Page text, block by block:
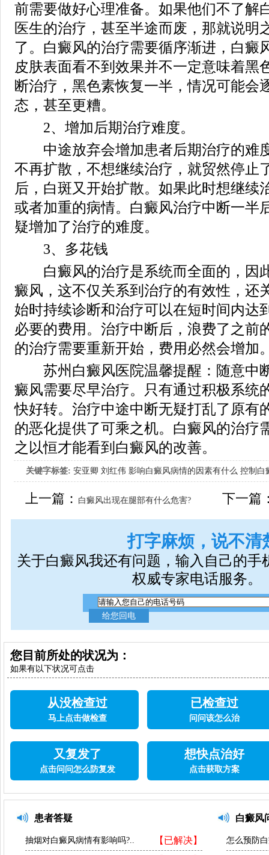
前需要做好心理准备。如果他们不了解
医生的治疗，甚至半途而废，那就说明
了。白癜风的治疗需要循序渐进，白癜
皮肤表面看不到效果并不一定意味着黑
断治疗，黑色素恢复一半，情况可能会
态，甚至更糟。
2、增加后期治疗难度。
中途放弃会增加患者后期治疗的难
不再扩散，不想继续治疗，就贸然停止
后，白斑又开始扩散。如果此时想继续
或者加重的病情。白癜风治疗中断一半
疑增加了治疗的难度。
3、多花钱
白癜风的治疗是系统而全面的，因
癜风，这不仅关系到治疗的有效性，还
始时持续诊断和治疗可以在短时间内达
必要的费用。治疗中断后，浪费了之前
的治疗需要重新开始，费用必然会增加
苏州白癜风医院温馨提醒：随意中
癜风需要尽早治疗。只有通过积极系统
快好转。治疗中途中断无疑打乱了原有
的恶化提供了可乘之机。白癜风的治疗
之以恒才能看到白癜风的改善。
关键字标签: 安亚卿 刘红伟 影响白癜风病情的因素有什么 控制白
女生应该如何治疗呢
上一篇： 白癜风出现在腿部有什么危害? 下一篇
打字麻烦，说不清
关于白癜风我还有问题，输入自己的手
权威专家电话服务。
您目前所处的状况为：
如果有以下状况可点击
从没检查过
马上点击做检查
已检查过
问问该怎么治
又复发了
点击问问怎么防复发
想快点治好
点击获取方案
患者答疑
【已解决】
抽烟对白癜风病情有影响吗?..
白癜风
怎么预防